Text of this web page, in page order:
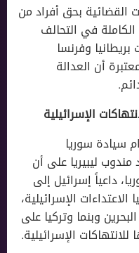
القضائية بحق أفراد من
في التحالف
وفرنسا
أن العدالة
الإسرائيلية
سيادة سوريا
ليبيريا على أن
داعياً إسرائيل إلى
الإسرائيلية،
وبنما وتركيا على
الإسرائيلية.